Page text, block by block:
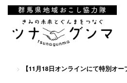
【11月18日オンラインにて特別オ